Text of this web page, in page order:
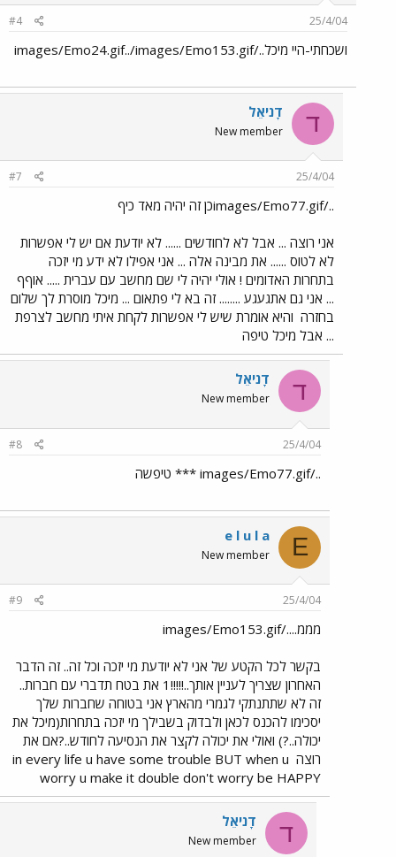
25/4/04
#4
ושכחתי-היי מיכל../images/Emo24.gif../images/Emo153.gif
ד דָניאֵל
New member
25/4/04
#7
../images/Emo77.gifכן זה יהיה מאד כיף
אני רוצה ... אבל לא לחודשים ...... לא יודעת אם יש לי אפשרות
לא לטוס ...... את מבינה אלה ... אני אפילו לא ידע מי יזכה
בתחרות האדומים ! אולי יהיה לי שם מחשב עם עברית ..... אוףף
... אני גם אתגעגע ........ זה בא לי פתאום ... מיכל מוסרת לך שלום
בחזרה והיא אומרת שיש לי אפשרות לקחת איתי מחשב לצרפת
... אבל מיכל טיפה
ד דָניאֵל
New member
25/4/04
#8
../images/Emo77.gif *** טיפשה
E
e l u l a
New member
25/4/04
#9
מממ..../images/Emo153.gif
בקשר לכל הקטע של אני לא יודעת מי יזכה וכל זה.. זה הדבר
האחרון שצריך לעניין אותך..!!!!!1 את בטח תדברי עם חברות..
זה לא שתתנתקי לגמרי מהארץ אני בטוחה שחברות שלך
יסכימו להכנס לכאן ולבדוק בשבילך מי יזכה בתחרות(מיכל את
יכולה..?) ואולי את יכולה לקצר את הנסיעה לחודש..?אם את
רוצה in every life u have some trouble BUT when u
worry u make it double don't worry be HAPPY
ד דָניאֵל
New member